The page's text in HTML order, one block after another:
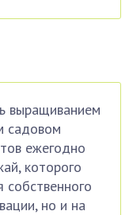
выращиванием
садовом
ежегодно
которого
собственного
но и на